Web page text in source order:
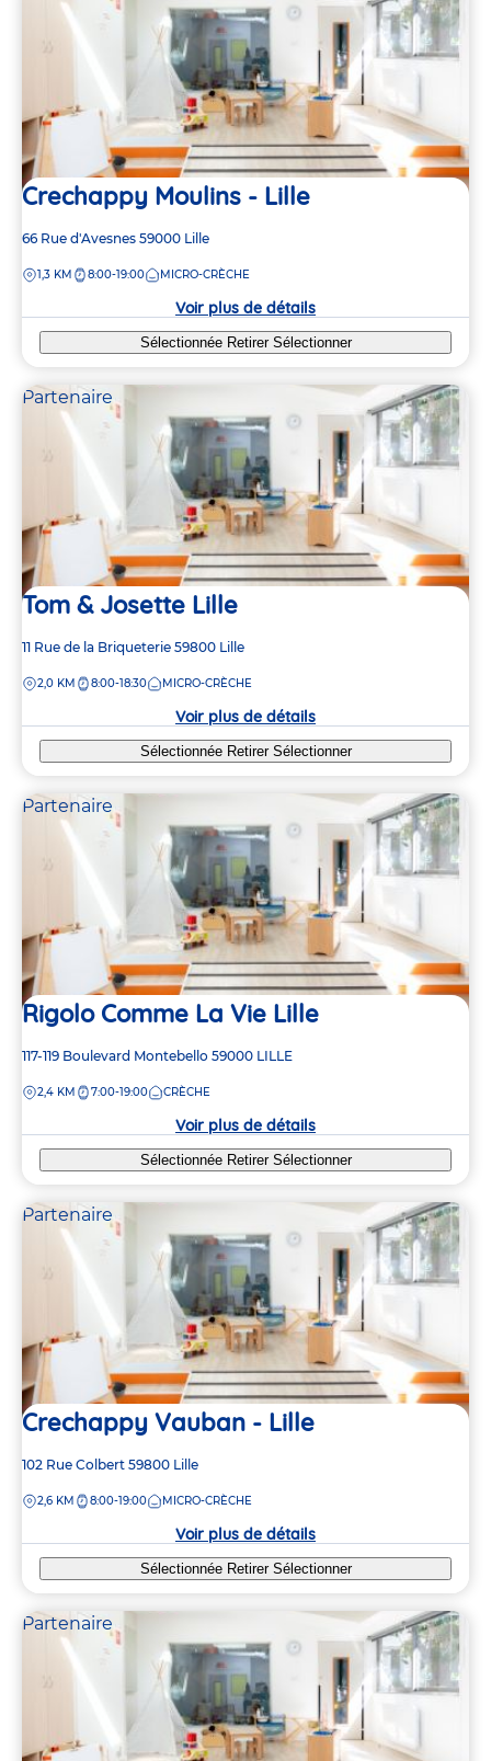
Crechappy Moulins - Lille
Adresse
la
66 Rue d'Avesnes 59000 Lille
DISTANCE
1,3 KM 8:00-19:00 MICRO-CRÈCHE
Voir plus de détails
Sélectionnée Retirer Sélectionner
Partenaire
Tom & Josette Lille
Adresse
la
11 Rue de la Briqueterie 59800 Lille
DISTANCE
2,0 KM 8:00-18:30 MICRO-CRÈCHE
Voir plus de détails
Sélectionnée Retirer Sélectionner
Partenaire
Rigolo Comme La Vie Lille
Adresse
la
117-119 Boulevard Montebello 59000 LILLE
DISTANCE
2,4 KM 7:00-19:00 CRÈCHE
Voir plus de détails
Sélectionnée Retirer Sélectionner
Partenaire
Crechappy Vauban - Lille
Adresse
la
102 Rue Colbert 59800 Lille
DISTANCE
2,6 KM 8:00-19:00 MICRO-CRÈCHE
Voir plus de détails
Sélectionnée Retirer Sélectionner
Partenaire
2
2
2
2
2
2